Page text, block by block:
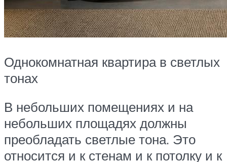
Однокомнатная квартира в светлых
тонах
В небольших помещениях и на
небольших площадях должны
преобладать светлые тона. Это
относится и к стенам и к потолку и к